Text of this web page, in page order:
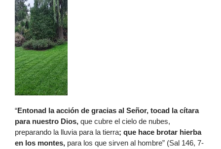
“Entonad la acción de gracias al Señor, tocad la cítara
para nuestro Dios, que cubre el cielo de nubes,
preparando la lluvia para la tierra; que hace brotar hierba
en los montes, para los que sirven al hombre” (Sal 146, 7-